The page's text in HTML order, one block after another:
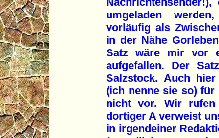
umgeladen
vorläufig als
in der Nähe
Satz wäre mir vor
aufgefallen. Der
Salzstock. Auch
(ich nenne sie so) für
nicht vor. Wir
dortiger A verweist
in irgendeiner